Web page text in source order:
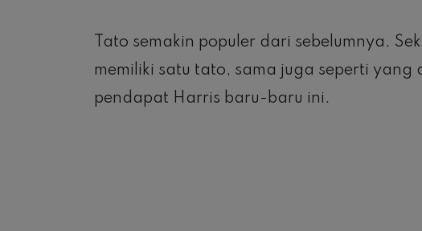
Tato semakin populer dari sebelumnya.
memiliki satu tato, sama juga seperti
pendapat Harris baru-baru ini.